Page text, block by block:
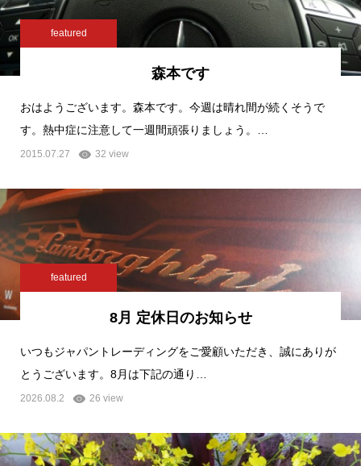
featured
森本です
おはようございます。森本です。今週は晴れ間が続くそうで
す。熱中症に注意して一週間頑張りましょう。…
2015.07.27 32 view
featured
8月 定休日のお知らせ
いつもジャパントレーディングをご愛顧いただき、誠にありが
とうございます。8月は下記の通り…
2026.08.2 26 view